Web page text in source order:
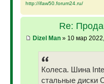
http://ifaw50.forum24.ru/
Re:
Dizel Man» 10 мар
Колеса. Шина
стальные диски